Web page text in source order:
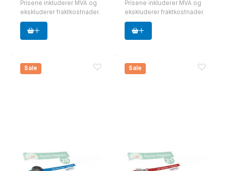
Prisene inkluderer MVA og
ekskluderer fraktkostnader.
Prisene inkluderer MVA og
ekskluderer fraktkostnader.
Sale
Paruzzi Magazine,
editie 20 NL.
Sale
Paruzzi Magazine,
editie 21 NL.